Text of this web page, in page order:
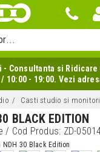
- Consultanta si Ridicare
/ 10:00 - 19:00. Vezi
Casti studio si
BLACK EDITION
/ Cod Produs: ZD-